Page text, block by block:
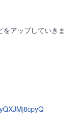
アップしていきま